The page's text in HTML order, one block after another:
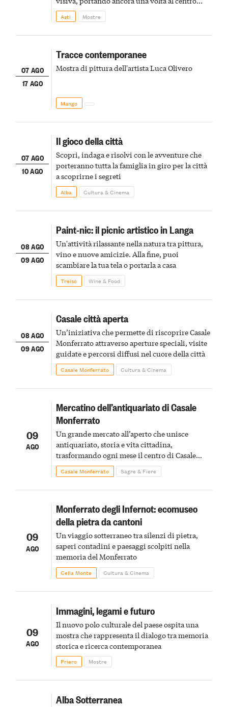
della scena le meraviglie del passato astigiano
Asti Mostre
07 AGO
17 AGO
Tracce contemporanee
Mostra di pittura dell'artista Luca Olivero
Mango
07 AGO
10 AGO
Il gioco della città
Scopri, indaga e risolvi con le avventure che
porteranno tutta la famiglia in giro per la città
a scoprirne i segreti
Alba Cultura & Cinema
08 AGO
09 AGO
Paint-nic: il picnic artistico in Langa
Un'attività rilassante nella natura tra pittura,
vino e nuove amicizie. Alla fine, puoi
scambiare la tua tela o portarla a casa
Treiso Wine & Food
08 AGO
09 AGO
Casale città aperta
Un’iniziativa che permette di riscoprire Casale
Monferrato attraverso aperture speciali, visite
guidate e percorsi diffusi nel cuore della città
Casale Monferrato Cultura & Cinema
09
AGO
Mercatino dell’antiquariato di Casale
Monferrato
Un grande mercato all’aperto che unisce
antiquariato, storia e vita cittadina,
trasformando ogni mese il centro di Casale
Monferrato in un luogo di scoperta e racconto
Casale Monferrato Sagre & Fiere
09
AGO
Monferrato degli Infernot: ecomuseo
della pietra da cantoni
Un viaggio sotterraneo tra silenzi di pietra,
saperi contadini e paesaggi scolpiti nella
memoria del Monferrato
Cella Monte Cultura & Cinema
09
AGO
Immagini, legami e futuro
Il nuovo polo culturale del paese ospita una
mostra che rappresenta il dialogo tra memoria
storica e ricerca contemporanea
Priero Mostre
Alba Sotterranea